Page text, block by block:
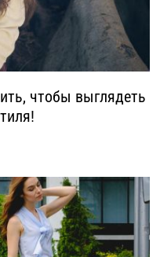
чтобы выглядеть